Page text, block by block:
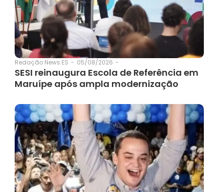
Redação News ES - 05/08/2026 -
SESI reinaugura Escola de Referência em
Maruípe após ampla modernização